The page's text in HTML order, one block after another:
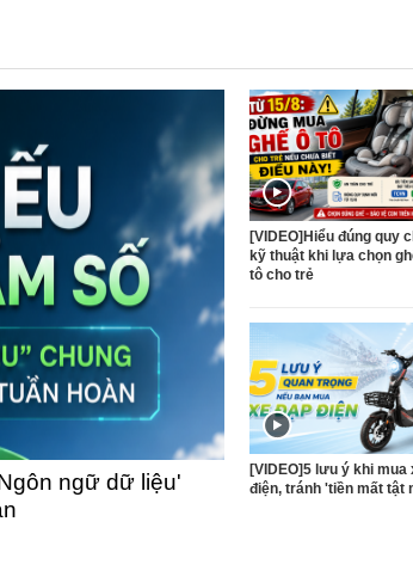
ngữ dữ liệu'
[VIDEO]Hiểu đúng quy
kỹ thuật khi lựa chọn
tô cho trẻ
[VIDEO]5 lưu ý khi mua
điện, tránh 'tiền mất tật